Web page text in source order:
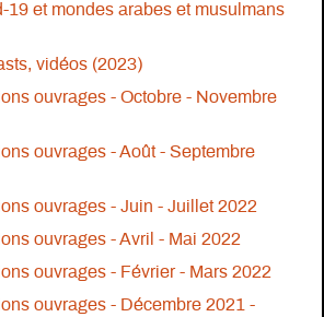
19 et mondes arabes et musulmans
vidéos (2023)
ouvrages - Octobre - Novembre
ouvrages - Août - Septembre
ouvrages - Juin - Juillet 2022
ouvrages - Avril - Mai 2022
ouvrages - Février - Mars 2022
ouvrages - Décembre 2021 -